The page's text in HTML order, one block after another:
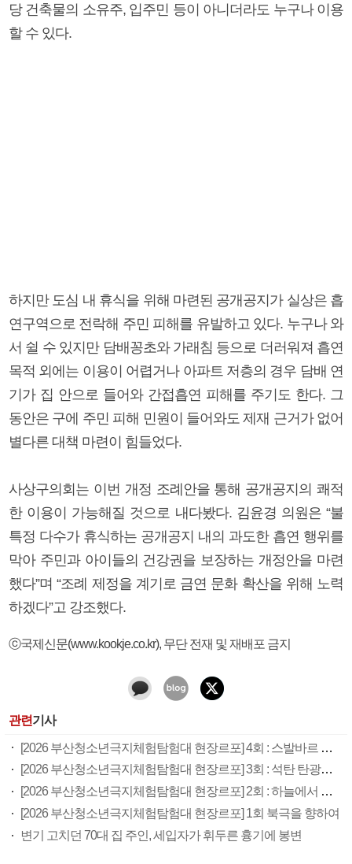
당 건축물의 소유주, 입주민 등이 아니더라도 누구나 이용
할 수 있다.
하지만 도심 내 휴식을 위해 마련된 공개공지가 실상은 흡
연구역으로 전락해 주민 피해를 유발하고 있다. 누구나 와
서 쉴 수 있지만 담배꽁초와 가래침 등으로 더러워져 흡연
목적 외에는 이용이 어렵거나 아파트 저층의 경우 담배 연
기가 집 안으로 들어와 간접흡연 피해를 주기도 한다. 그
동안은 구에 주민 피해 민원이 들어와도 제재 근거가 없어
별다른 대책 마련이 힘들었다.
사상구의회는 이번 개정 조례안을 통해 공개공지의 쾌적
한 이용이 가능해질 것으로 내다봤다. 김윤경 의원은 “불
특정 다수가 휴식하는 공개공지 내의 과도한 흡연 행위를
막아 주민과 아이들의 건강권을 보장하는 개정안을 마련
했다”며 “조례 제정을 계기로 금연 문화 확산을 위해 노력
하겠다”고 강조했다.
ⓒ국제신문(www.kookje.co.kr), 무단 전재 및 재배포 금지
관련기사
[2026 부산청소년극지체험탐험대 현장르포] 4회 : 스발바르 국제종자보관소
[2026 부산청소년극지체험탐험대 현장르포] 3회 : 석탄 탄광촌에서 북극 연구의 중심지로
[2026 부산청소년극지체험탐험대 현장르포] 2회 : 하늘에서 만난 얼음의 나라
[2026 부산청소년극지체험탐험대 현장르포] 1회 북극을 향하여
변기 고치던 70대 집 주인, 세입자가 휘두른 흉기에 봉변